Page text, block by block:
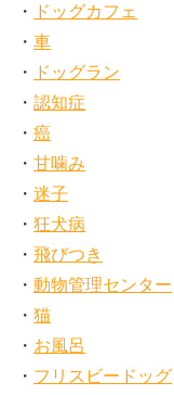
ドッグカフェ
車
ドッグラン
認知症
癌
甘噛み
迷子
狂犬病
飛びつき
動物管理センター
猫
お風呂
フリスビードッグ